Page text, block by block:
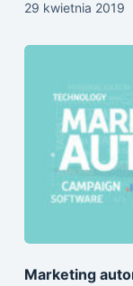
29 kwietnia 2019
Marketing